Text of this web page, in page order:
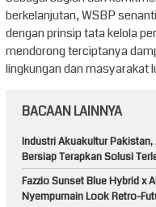
berkelanjutan, WSBP
dengan prinsip tata kelola
mendorong terciptanya
lingkungan dan masyarakat
BACAAN LAINNYA
Industri Akuakultur
Bersiap Terapkan Solusi
Fazzio Sunset Blue Hybrid x
Nyempurnain Look Retro-